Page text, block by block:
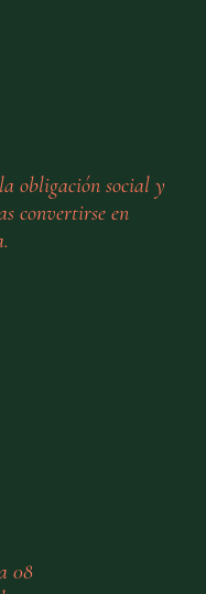
obligación social y
convertirse en
08